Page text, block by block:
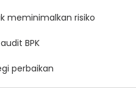
meminimalkan risiko
BPK
perbaikan